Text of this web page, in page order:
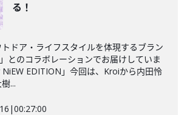
る！
ドア・ライフスタイルを体現するブラン
とのコラボレーションでお届けしていま
EDITION」今回は、Kroiから内田怜
...
|00:27:00